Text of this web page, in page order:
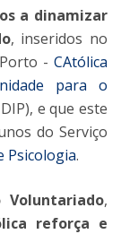
a dinamizar
, inseridos no
- CAtólica
para o
e que este
do Serviço
Psicologia.
Voluntariado,
reforça e